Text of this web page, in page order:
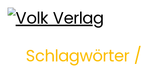
Schlagwörter /